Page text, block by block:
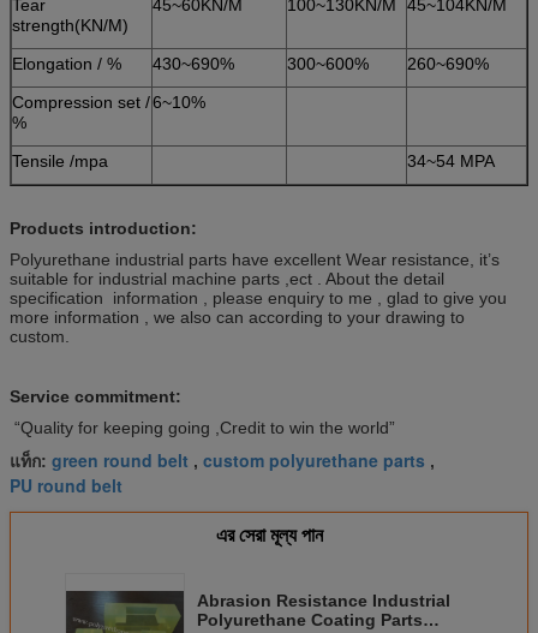
Tear
strength(KN/M)
45~60KN/M 100~130KN/M 45~104KN/M
Elongation / % 430~690% 300~600%
260~690%
Compression set /
%
6~10%
Tensile /mpa 34~54 MPA
Products introduction:
Polyurethane industrial parts have excellent Wear resistance, it’s
suitable for industrial machine parts ,ect . About the detail
specification information , please enquiry to me , glad to give you
more information , we also can according to your drawing to
custom.
Service commitment:
“Quality for keeping going ,Credit to win the world”
แท็ก: green round belt , custom polyurethane parts ,
PU round belt
এর সেরা মূল্য পান
Abrasion Resistance Industrial
Polyurethane Coating Parts